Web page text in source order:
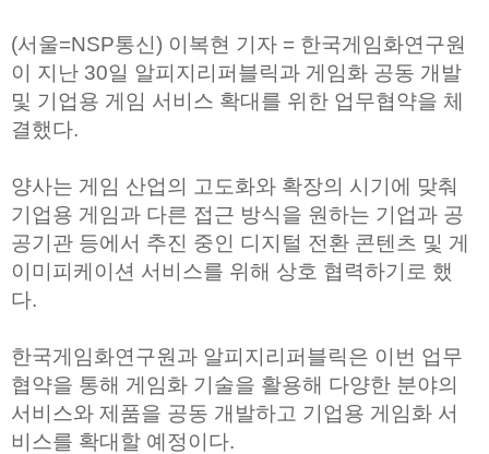
(서울=NSP통신) 이복현 기자 = 한국게임화연구원
이 지난 30일 알피지리퍼블릭과 게임화 공동 개발
및 기업용 게임 서비스 확대를 위한 업무협약을 체
결했다.
양사는 게임 산업의 고도화와 확장의 시기에 맞춰
기업용 게임과 다른 접근 방식을 원하는 기업과 공
공기관 등에서 추진 중인 디지털 전환 콘텐츠 및 게
이미피케이션 서비스를 위해 상호 협력하기로 했
다.
한국게임화연구원과 알피지리퍼블릭은 이번 업무
협약을 통해 게임화 기술을 활용해 다양한 분야의
서비스와 제품을 공동 개발하고 기업용 게임화 서
비스를 확대할 예정이다.